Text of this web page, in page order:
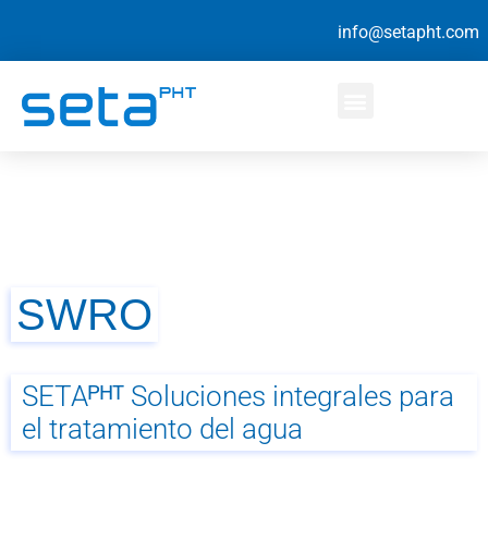
info@setapht.com
SWRO
SETAᴾᴴᵀ Soluciones integrales para
el tratamiento del agua